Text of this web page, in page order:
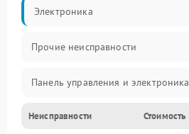
Электроника
Прочие неисправности
Панель управления и электроника
Дверца и корпус
Неисправности Стоимость